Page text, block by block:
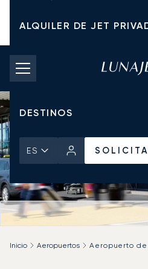
ALQUILER DE JET
TARIFAS DE CHÁRTER
JETS PRIVADOS
DESTINOS
ES
Inicio Aeropuertos Aeropuerto